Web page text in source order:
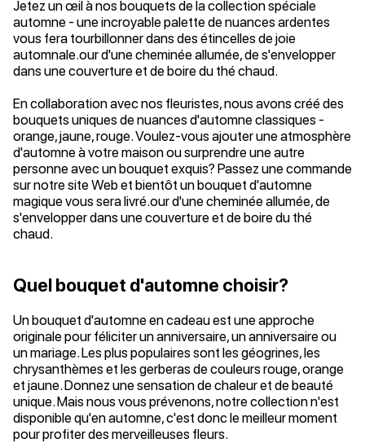
Jetez un œil à nos bouquets de la collection spéciale
automne - une incroyable palette de nuances ardentes
vous fera tourbillonner dans des étincelles de joie
automnale.our d'une cheminée allumée, de s'envelopper
dans une couverture et de boire du thé chaud.
En collaboration avec nos fleuristes, nous avons créé des
bouquets uniques de nuances d'automne classiques -
orange, jaune, rouge. Voulez-vous ajouter une atmosphère
d'automne à votre maison ou surprendre une autre
personne avec un bouquet exquis? Passez une commande
sur notre site Web et bientôt un bouquet d'automne
magique vous sera livré.our d'une cheminée allumée, de
s'envelopper dans une couverture et de boire du thé
chaud.
Quel bouquet d'automne choisir?
Un bouquet d'automne en cadeau est une approche
originale pour féliciter un anniversaire, un anniversaire ou
un mariage. Les plus populaires sont les géogrines, les
chrysanthèmes et les gerberas de couleurs rouge, orange
et jaune. Donnez une sensation de chaleur et de beauté
unique. Mais nous vous prévenons, notre collection n'est
disponible qu'en automne, c'est donc le meilleur moment
pour profiter des merveilleuses fleurs.